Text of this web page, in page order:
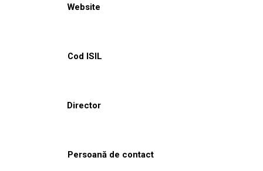
Website
Cod ISIL
Director
Persoană de contact